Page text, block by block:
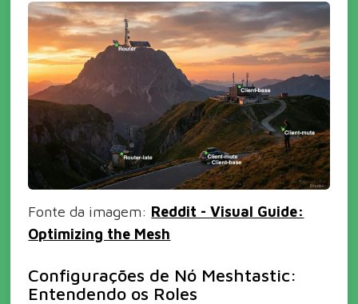
Fonte da imagem: Reddit - Visual Guide:
Optimizing the Mesh
Configurações de Nó Meshtastic:
Entendendo os Roles